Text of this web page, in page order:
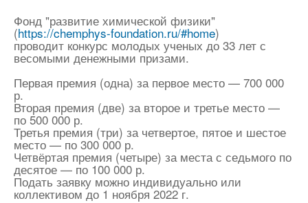
Фонд "развитие химической физики"
(https://chemphys-foundation.ru/#home)
проводит конкурс молодых ученых до 33 лет с
весомыми денежными призами.
Первая премия (одна) за первое место — 700 000
р.
Вторая премия (две) за второе и третье место —
по 500 000 р.
Третья премия (три) за четвертое, пятое и шестое
место — по 300 000 р.
Четвёртая премия (четыре) за места с седьмого по
десятое — по 100 000 р.
Подать заявку можно индивидуально или
коллективом до 1 ноября 2022 г.